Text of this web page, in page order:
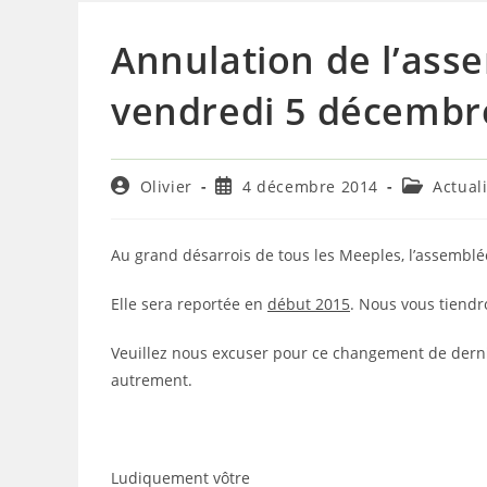
Annulation de
vendredi 5
Auteur/autrice
publication :
Olivier
Publication
4 décembre 2014
Post
Au grand désarrois de tous les Meeples,
Elle sera reportée en début 2015. Nous vous
Veuillez nous excuser pour ce changement de
autrement.
Ludiquement vôtre